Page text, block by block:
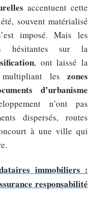
accentuent cette
souvent matérialisé
imposé. Mais les
hésitantes sur la
, ont laissé la
les zones
d’urbanisme
n’ont pas
dispersés, routes
à une ville qui
immobiliers :
responsabilité